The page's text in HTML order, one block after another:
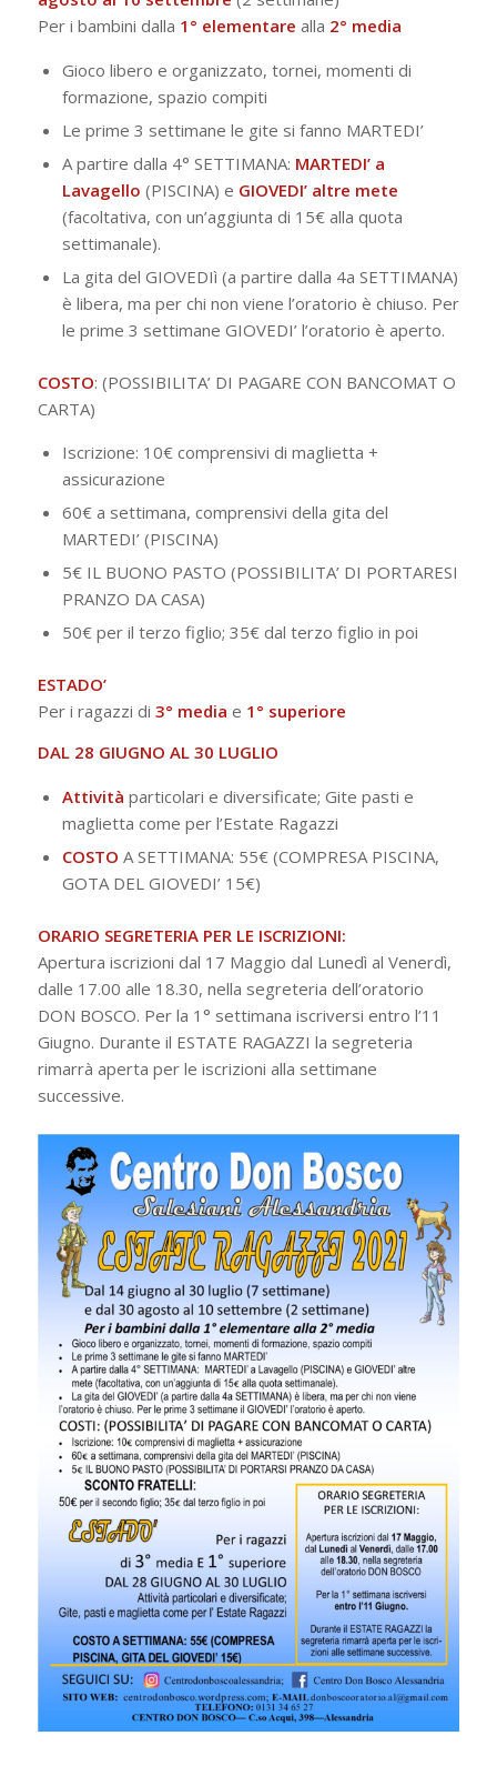
Per i bambini dalla 1° elementare alla 2° media
Gioco libero e organizzato, tornei, momenti di
formazione, spazio compiti
Le prime 3 settimane le gite si fanno MARTEDI’
A partire dalla 4° SETTIMANA: MARTEDI’ a
Lavagello (PISCINA) e GIOVEDI’ altre mete
(facoltativa, con un’aggiunta di 15€ alla quota
settimanale).
La gita del GIOVEDIì (a partire dalla 4a SETTIMANA)
è libera, ma per chi non viene l’oratorio è chiuso. Per
le prime 3 settimane GIOVEDI’ l’oratorio è aperto.
COSTO: (POSSIBILITA’ DI PAGARE CON BANCOMAT O
CARTA)
Iscrizione: 10€ comprensivi di maglietta +
assicurazione
60€ a settimana, comprensivi della gita del
MARTEDI’ (PISCINA)
5€ IL BUONO PASTO (POSSIBILITA’ DI PORTARESI
PRANZO DA CASA)
50€ per il terzo figlio; 35€ dal terzo figlio in poi
ESTADO’
Per i ragazzi di 3° media e 1° superiore
DAL 28 GIUGNO AL 30 LUGLIO
Attività particolari e diversificate; Gite pasti e
maglietta come per l’Estate Ragazzi
COSTO A SETTIMANA: 55€ (COMPRESA PISCINA,
GOTA DEL GIOVEDI’ 15€)
ORARIO SEGRETERIA PER LE ISCRIZIONI:
Apertura iscrizioni dal 17 Maggio dal Lunedì al Venerdì,
dalle 17.00 alle 18.30, nella segreteria dell’oratorio
DON BOSCO. Per la 1° settimana iscriversi entro l’11
Giugno. Durante il ESTATE RAGAZZI la segreteria
rimarrà aperta per le iscrizioni alla settimane
successive.